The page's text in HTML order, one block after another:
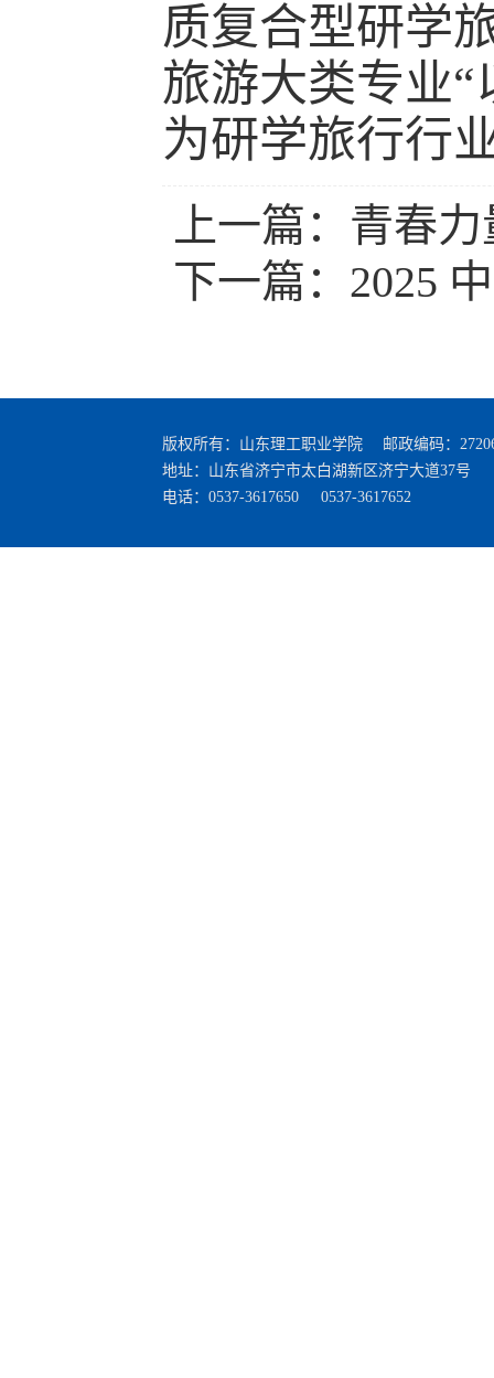
质复合型研学
旅游大类专业
为研学旅行行
上一篇： 青春力量闪
下一篇： 2025
版权所有：山东理工职业学院 邮政编码：
地址：山东省济宁市太白湖新区济宁大道37号
电话：0537-3617650 0537-3617652